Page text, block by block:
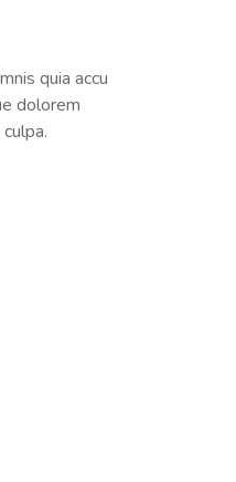
quia accu
dolorem